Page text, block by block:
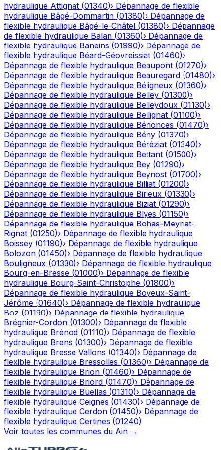
hydraulique Attignat (01340)› Dépannage de flexible
hydraulique Bâgé-Dommartin (01380)› Dépannage de
flexible hydraulique Bâgé-le-Châtel (01380)› Dépannage
de flexible hydraulique Balan (01360)› Dépannage de
flexible hydraulique Baneins (01990)› Dépannage de
flexible hydraulique Béard-Géovreissiat (01460)›
Dépannage de flexible hydraulique Beaupont (01270)›
Dépannage de flexible hydraulique Beauregard (01480)›
Dépannage de flexible hydraulique Béligneux (01360)›
Dépannage de flexible hydraulique Belley (01300)›
Dépannage de flexible hydraulique Belleydoux (01130)›
Dépannage de flexible hydraulique Bellignat (01100)›
Dépannage de flexible hydraulique Bénonces (01470)›
Dépannage de flexible hydraulique Bény (01370)›
Dépannage de flexible hydraulique Béréziat (01340)›
Dépannage de flexible hydraulique Bettant (01500)›
Dépannage de flexible hydraulique Bey (01290)›
Dépannage de flexible hydraulique Beynost (01700)›
Dépannage de flexible hydraulique Billiat (01200)›
Dépannage de flexible hydraulique Birieux (01330)›
Dépannage de flexible hydraulique Biziat (01290)›
Dépannage de flexible hydraulique Blyes (01150)›
Dépannage de flexible hydraulique Bohas-Meyriat-
Rignat (01250)› Dépannage de flexible hydraulique
Boissey (01190)› Dépannage de flexible hydraulique
Bolozon (01450)› Dépannage de flexible hydraulique
Bouligneux (01330)› Dépannage de flexible hydraulique
Bourg-en-Bresse (01000)› Dépannage de flexible
hydraulique Bourg-Saint-Christophe (01800)›
Dépannage de flexible hydraulique Boyeux-Saint-
Jérôme (01640)› Dépannage de flexible hydraulique
Boz (01190)› Dépannage de flexible hydraulique
Brégnier-Cordon (01300)› Dépannage de flexible
hydraulique Brénod (01110)› Dépannage de flexible
hydraulique Brens (01300)› Dépannage de flexible
hydraulique Bresse Vallons (01340)› Dépannage de
flexible hydraulique Bressolles (01360)› Dépannage de
flexible hydraulique Brion (01460)› Dépannage de
flexible hydraulique Briord (01470)› Dépannage de
flexible hydraulique Buellas (01310)› Dépannage de
flexible hydraulique Ceignes (01430)› Dépannage de
flexible hydraulique Cerdon (01450)› Dépannage de
flexible hydraulique Certines (01240)
Voir toutes les communes du Ain →